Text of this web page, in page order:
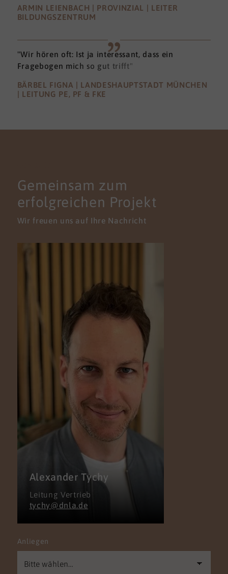
ARMIN LEIENBACH | PROVINZIAL | LEITER
BILDUNGSZENTRUM
"Wir hören oft: Ist ja interessant, dass ein
Fragebogen mich so gut trifft"
BÄRBEL FIGNA | LANDESHAUPTSTADT MÜNCHEN
| LEITUNG PE, PF & FKE
Gemeinsam zum
erfolgreichen Projekt
Wir freuen uns auf Ihre Nachricht
Alexander Tychy
Leitung Vertrieb
tychy@dnla.de
Anliegen